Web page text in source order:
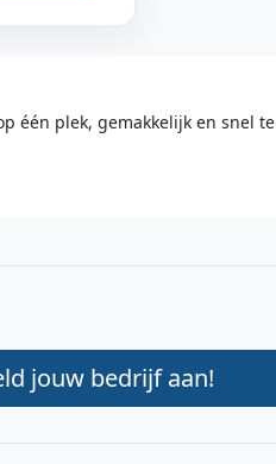
één plek, gemakkelijk en snel te
jouw bedrijf aan!